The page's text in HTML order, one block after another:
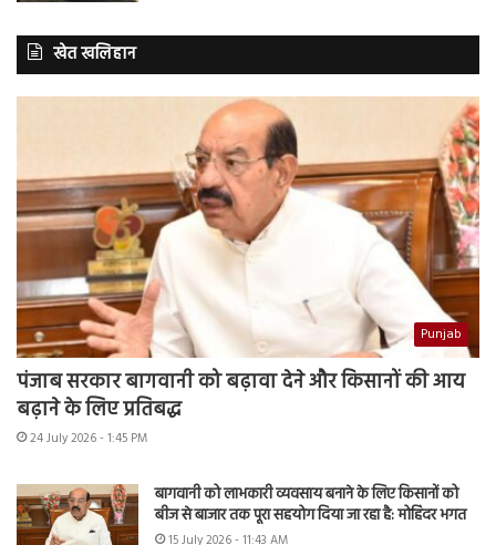
खेत खलिहान
Punjab
पंजाब सरकार बागवानी को बढ़ावा देने और किसानों की आय
बढ़ाने के लिए प्रतिबद्ध
24 July 2026 - 1:45 PM
बागवानी को लाभकारी व्यवसाय बनाने के लिए किसानों को
बीज से बाजार तक पूरा सहयोग दिया जा रहा है: मोहिंदर भगत
15 July 2026 - 11:43 AM